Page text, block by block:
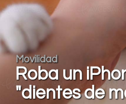
Movilidad
Roba un
"dientes de